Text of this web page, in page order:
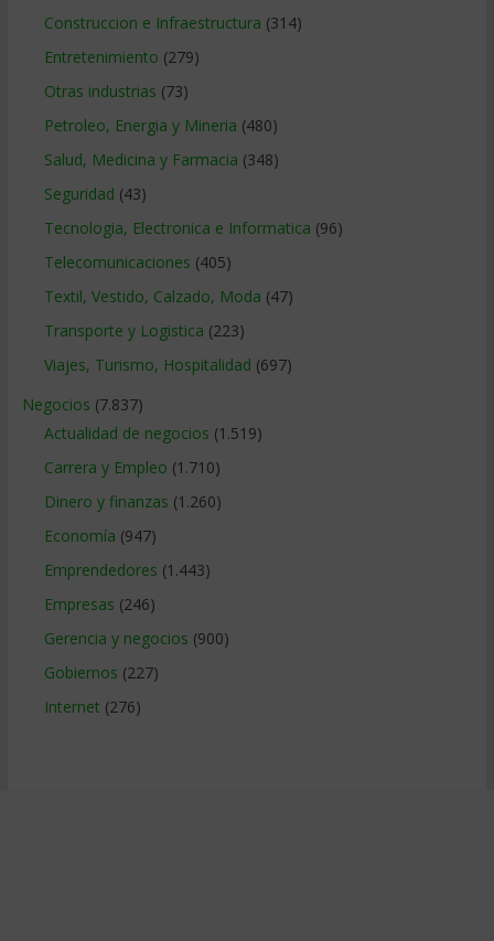
Construccion e Infraestructura (314)
Entretenimiento (279)
Otras industrias (73)
Petroleo, Energia y Mineria (480)
Salud, Medicina y Farmacia (348)
Seguridad (43)
Tecnologia, Electronica e Informatica (96)
Telecomunicaciones (405)
Textil, Vestido, Calzado, Moda (47)
Transporte y Logistica (223)
Viajes, Turismo, Hospitalidad (697)
Negocios (7.837)
Actualidad de negocios (1.519)
Carrera y Empleo (1.710)
Dinero y finanzas (1.260)
Economía (947)
Emprendedores (1.443)
Empresas (246)
Gerencia y negocios (900)
Gobiernos (227)
Internet (276)